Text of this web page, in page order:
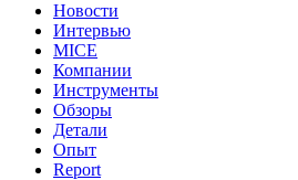
Новости
Интервью
MICE
Компании
Инструменты
Обзоры
Детали
Опыт
Report